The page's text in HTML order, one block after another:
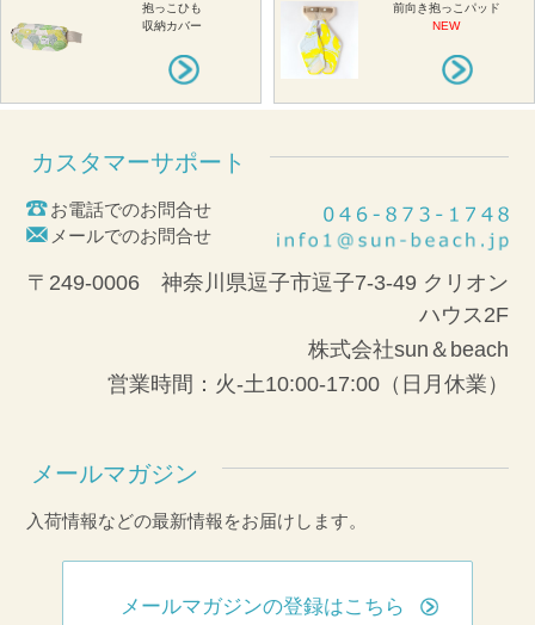
抱っこひも
収納カバー
前向き抱っこパッド
NEW
カスタマーサポート
お電話でのお問合せ
メールでのお問合せ
〒249-0006 神奈川県逗子市逗子7-3-49 クリオン
ハウス2F
株式会社sun＆beach
営業時間：火-土10:00-17:00（日月休業）
メールマガジン
入荷情報などの最新情報をお届けします。
メールマガジンの登録はこちら